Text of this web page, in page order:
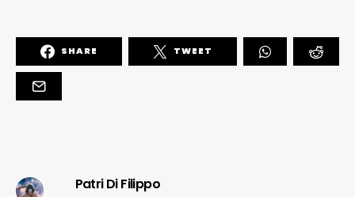
SHARE TWEET
Patri Di Filippo